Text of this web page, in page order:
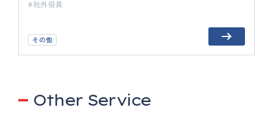
社外役員
その他
Other Service